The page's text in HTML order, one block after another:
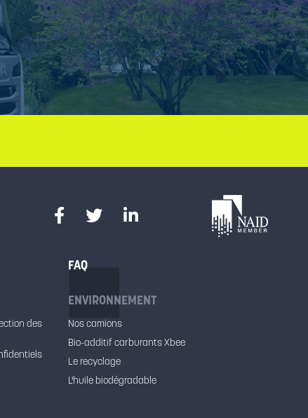
FAQ
des
ENVIRONNEMENT
Nos camions
Bio-additif carburants Xbee
Le recyclage
L'huile biodégradable